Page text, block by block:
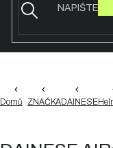
Domů ZNAČKADAINESE